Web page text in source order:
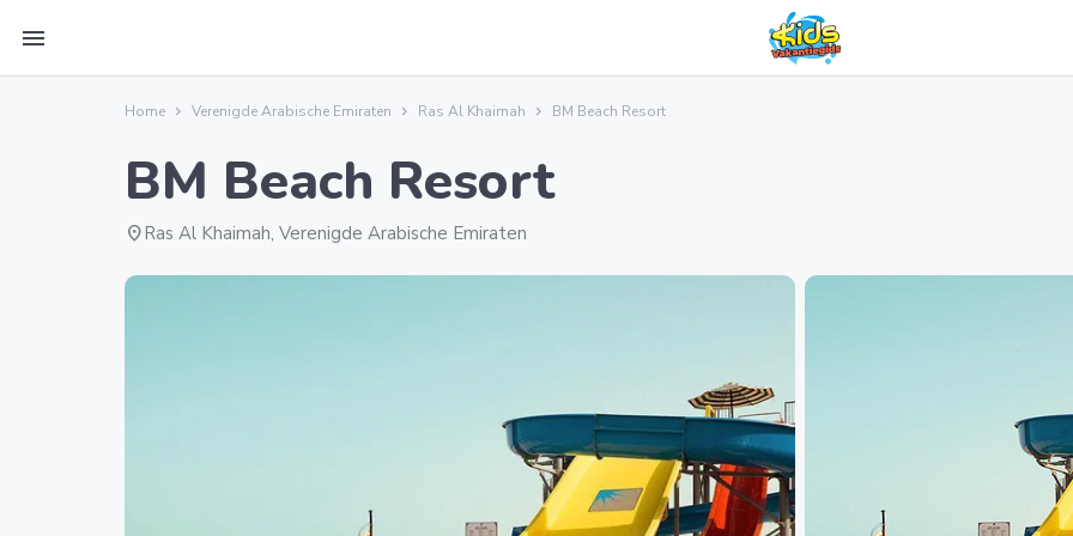
menu
Home Verenigde Arabische Emiraten Ras Al Khaimah BM Beach Resort
BM Beach Resort
location_onRas Al Khaimah, Verenigde Arabische Emiraten